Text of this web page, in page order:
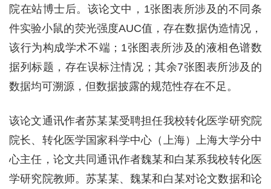
院在站博士后。该论文中，1张图表所涉及的不同条
件实验小鼠的荧光强度AUC值，存在数据伪造情况，
该行为构成学术不端；1张图表所涉及的液相色谱数
据列标题，存在误标注情况；其余7张图表所涉及的
数据均可溯源，但数据披露的规范性存在不足。
该论文通讯作者苏某某受聘担任我校转化医学研究院
院长、转化医学国家科学中心（上海）上海大学分中
心主任，论文共同通讯作者魏某和白某系我校转化医
学研究院教师。苏某某、魏某和白某对论文数据和论